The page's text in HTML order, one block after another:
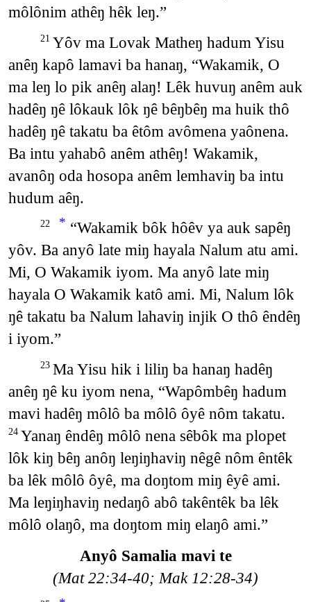
môlônim athêŋ hêk leŋ.”
21 Yôv ma Lovak Matheŋ hadum Yisu
anêŋ kapô lamavi ba hanaŋ, “Wakamik, O
ma leŋ lo pik anêŋ alaŋ! Lêk huvuŋ anêm auk
hadêŋ ŋê lôkauk lôk ŋê bêŋbêŋ ma huik thô
hadêŋ ŋê takatu ba êtôm avômena yaônena.
Ba intu yahabô anêm athêŋ! Wakamik,
avanôŋ oda hosopa anêm lemhaviŋ ba intu
hudum aêŋ.
22 * “Wakamik bôk hôêv ya auk sapêŋ
yôv. Ba anyô late miŋ hayala Nalum atu ami.
Mi, O Wakamik iyom. Ma anyô late miŋ
hayala O Wakamik katô ami. Mi, Nalum lôk
ŋê takatu ba Nalum lahaviŋ injik O thô êndêŋ
i iyom.”
23 Ma Yisu hik i liliŋ ba hanaŋ hadêŋ
anêŋ ŋê ku iyom nena, “Wapômbêŋ hadum
mavi hadêŋ môlô ba môlô ôyê nôm takatu.
24 Yanaŋ êndêŋ môlô nena sêbôk ma plopet
lôk kiŋ bêŋ anôŋ leŋiŋhaviŋ nêgê nôm êntêk
ba lêk môlô ôyê, ma doŋtom miŋ êyê ami.
Ma leŋiŋhaviŋ nedaŋô abô takêntêk ba lêk
môlô olaŋô, ma doŋtom miŋ elaŋô ami.”
Anyô Samalia mavi te
(Mat 22:34-40; Mak 12:28-34)